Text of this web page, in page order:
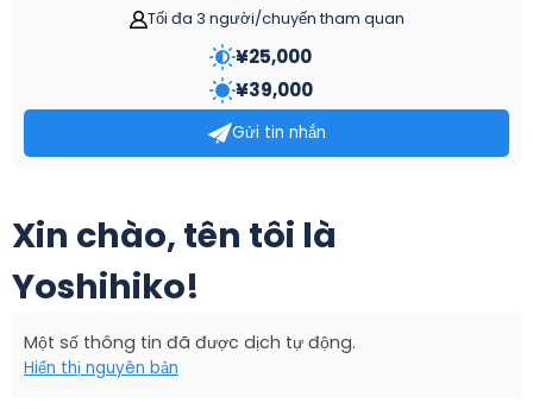
Xin chào, tên tôi là
Yoshihiko!
Một số thông tin đã được dịch tự động.
Hiển thị nguyên bản
Tối đa 3 người/chuyến tham quan
¥25,000
¥39,000
Gửi tin nhắn